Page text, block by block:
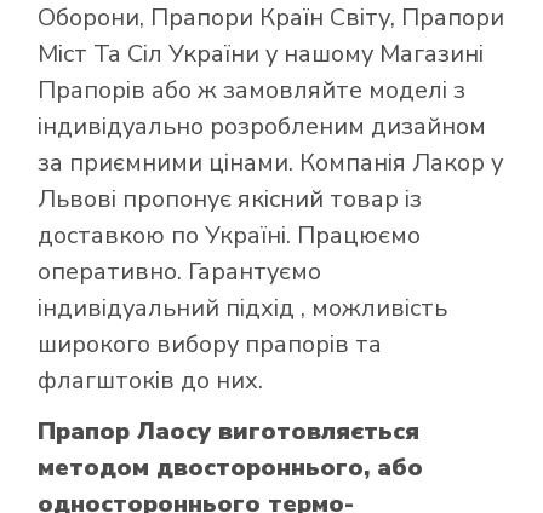
Оборони, Прапори Країн Світу, Прапори
Міст Та Сіл України у нашому Магазині
Прапорів або ж замовляйте моделі з
індивідуально розробленим дизайном
за приємними цінами. Компанія Лакор у
Львові пропонує якісний товар із
доставкою по Україні. Працюємо
оперативно. Гарантуємо
індивідуальний підхід , можливість
широкого вибору прапорів та
флагштоків до них.
Прапор Лаосу виготовляється
методом двостороннього, або
одностороннього термо-